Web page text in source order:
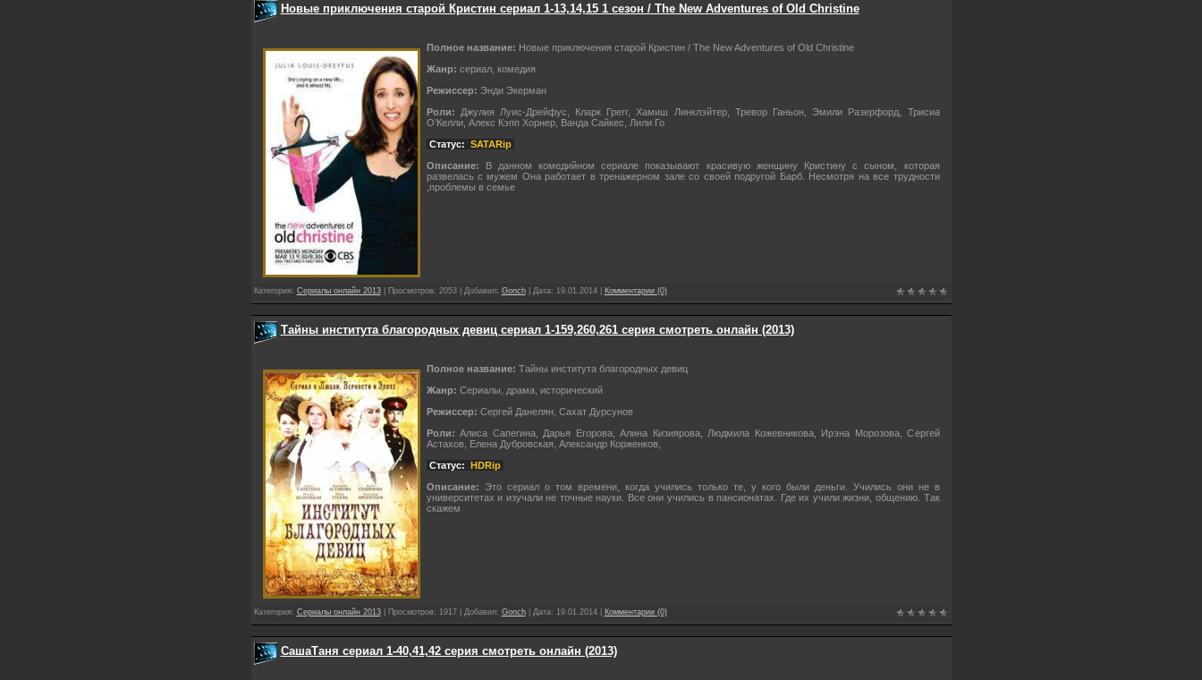
Новые приключения старой Кристин сериал 1-13,14,15 1 сезон / The New Adventures of Old Christine
Полное название: Новые приключения старой Кристин / The New Adventures of Old Christine
Жанр: сериал, комедия
Режиссер: Энди Экерман
Роли: Джулия Луис-Дрейфус, Кларк Грегг, Хамиш Линклэйтер, Тревор Ганьон, Эмили Разерфорд, Трисиа
О’Келли, Алекс Кэпп Хорнер, Ванда Сайкес, Лили Го
Статус: SATARip
Описание: В данном комедийном сериале показывают красивую женщину Кристину с сыном, которая
развелась с мужем Она работает в тренажерном зале со своей подругой Барб. Несмотря на все трудности
,проблемы в семье
Категория: Сериалы онлайн 2013| Просмотров: 2053 | Добавил: Gonch| Дата: 19.01.2014| Комментарии (0)
Тайны института благородных девиц сериал 1-159,260,261 серия смотреть онлайн (2013)
Полное название: Тайны института благородных девиц
Жанр: Сериалы, драма, исторический
Режиссер: Сергей Данелян, Сахат Дурсунов
Роли: Алиса Сапегина, Дарья Егорова, Алина Кизиярова, Людмила Кожевникова, Ирэна Морозова, Сергей
Астахов, Елена Дубровская, Александр Корженков,
Статус:
HDRip
Описание: Это сериал о том времени, когда учились только те, у кого были деньги. Учились они не в
университетах и изучали не точные науки. Все они учились в пансионатах. Где их учили жизни, общению. Так
скажем
Категория: Сериалы онлайн 2013| Просмотров: 1917 | Добавил: Gonch| Дата: 19.01.2014| Комментарии (0)
СашаТаня сериал 1-40,41,42 серия смотреть онлайн (2013)